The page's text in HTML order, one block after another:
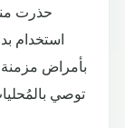
حذرت
استخدام
بأمراض مزمنة
توصي